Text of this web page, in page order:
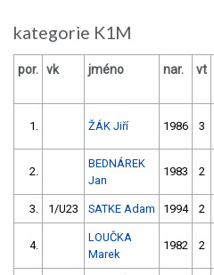
kategorie K1M
por. vk jméno nar. vt
1. ŽÁK Jiří 1986 3
2.
BEDNÁREK
Jan
1983 2
3. 1/U23 SATKE Adam 1994 2
4.
LOUČKA
Marek
1982 2